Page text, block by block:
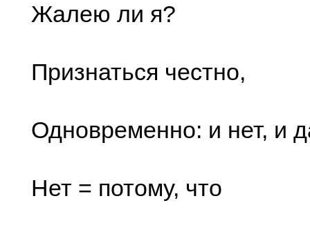
Жалею ли я?
Признаться честно,
Одновременно: и нет, и
Нет = потому, что